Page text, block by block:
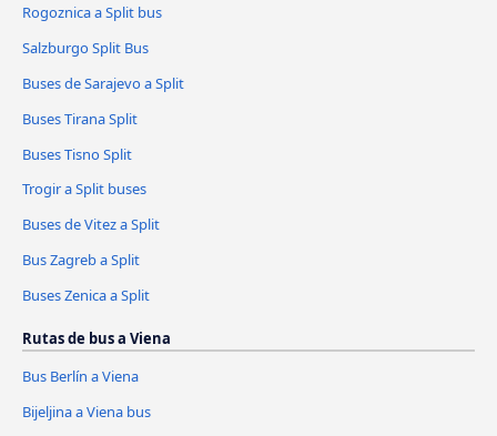
Rogoznica a Split bus
Salzburgo Split Bus
Buses de Sarajevo a Split
Buses Tirana Split
Buses Tisno Split
Trogir a Split buses
Buses de Vitez a Split
Bus Zagreb a Split
Buses Zenica a Split
Rutas de bus a Viena
Bus Berlín a Viena
Bijeljina a Viena bus